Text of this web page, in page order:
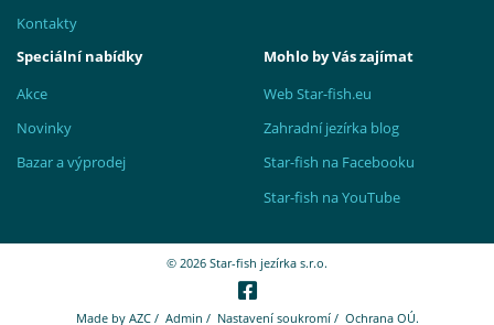
Kontakty
Speciální nabídky
Akce
Novinky
Bazar a výprodej
Mohlo by Vás zajímat
Web Star-fish.eu
Zahradní jezírka blog
Star-fish na Facebooku
Star-fish na YouTube
© 2026 Star-fish jezírka s.r.o.
Made by AZC/ Admin / Nastavení soukromí/ Ochrana OÚ.